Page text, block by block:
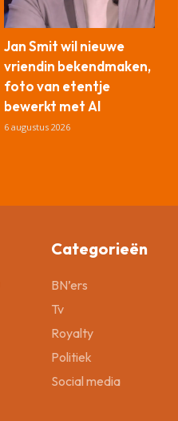
Jan Smit wil nieuwe
vriendin bekendmaken,
foto van etentje
bewerkt met AI
6 augustus 2026
Categorieën
BN’ers
Tv
Royalty
Politiek
Social media